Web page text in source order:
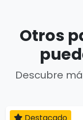
Otros
Descubre